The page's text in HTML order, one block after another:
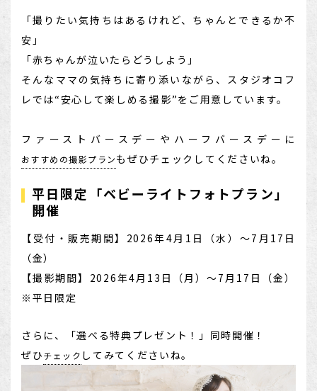
「撮りたい気持ちはあるけれど、ちゃんとできるか不
安」
「赤ちゃんが泣いたらどうしよう」
そんなママの気持ちに寄り添いながら、スタジオコフ
レでは“安心して楽しめる撮影”をご用意しています。
ファーストバースデーやハーフバースデーに
おすすめの撮影プランもぜひチェックしてくださいね。
平日限定「ベビーライトフォトプラン」
開催
【受付・販売期間】2026年4月1日（水）～7月17日
（金）
【撮影期間】2026年4月13日（月）～7月17日（金）
※平日限定
さらに、「選べる特典プレゼント！」同時開催！
ぜひチェック してみてくださいね。